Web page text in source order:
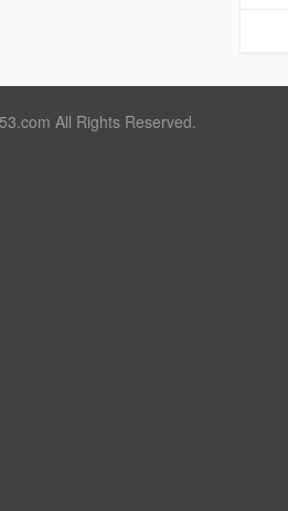
All Rights Reserved.